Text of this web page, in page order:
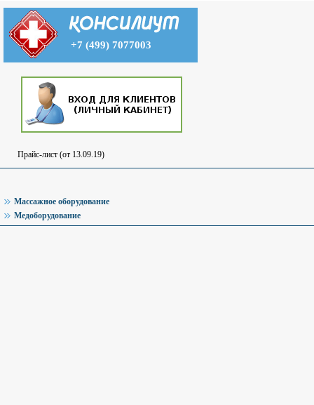
+7 (499) 7077003
Прайс-лист (от 13.09.19)
Массажное оборудование
Медоборудование